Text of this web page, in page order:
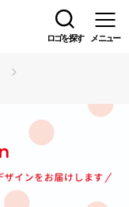
ロゴを探す メニュー